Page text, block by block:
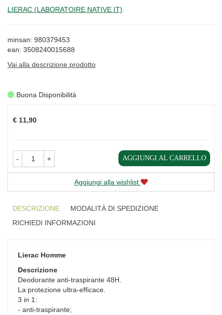
LIERAC (LABORATOIRE NATIVE IT)
minsan: 980379453
ean: 3508240015688
Vai alla descrizione prodotto
Buona Disponibilità
€ 11,90
- + AGGIUNGI AL CARRELLO
Aggiungi alla wishlist
DESCRIZIONE
MODALITÀ DI SPEDIZIONE
RICHIEDI INFORMAZIONI
Lierac Homme
Descrizione
Deodorante anti-traspirante 48H.
La protezione ultra-efficace.
3 in 1:
- anti-traspirante;